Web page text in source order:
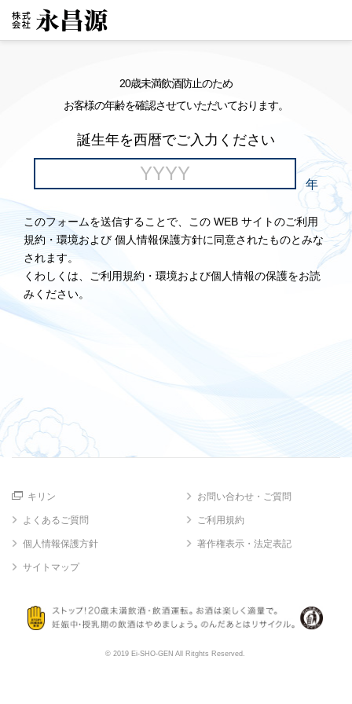
20歳未満飲酒防止のため
お客様の年齢を確認させていただいております。
誕生年を西暦でご入力ください
年
このフォームを送信することで、この WEB サイトのご利用
規約・環境および 個人情報保護方針に同意されたものとみな
されます。
くわしくは、ご利用規約・環境および個人情報の保護をお読
みください。
キリン お問い合わせ・ご質問
よくあるご質問 ご利用規約
個人情報保護方針 著作権表示・法定表記
サイトマップ
© 2019 Ei-SHO-GEN All Ritghts Reserved.